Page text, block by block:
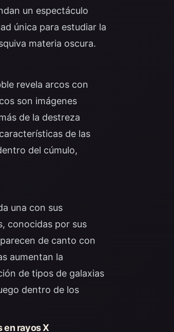
un espectáculo
única para estudiar la
materia oscura.
revela arcos con
son imágenes
de la destreza
de las
del cúmulo,
una con sus
conocidas por sus
de canto con
aumentan la
de tipos de galaxias
dentro de los
en rayos X